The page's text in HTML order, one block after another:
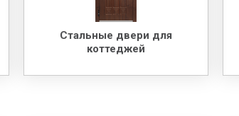
Стальные двери для
коттеджей